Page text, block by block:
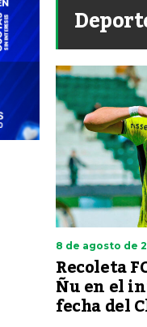
8 de agosto de
Recoleta
Ñu en el
fecha del